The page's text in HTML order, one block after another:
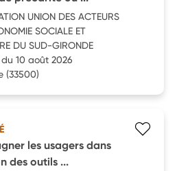
UNION DES ACTEURS
SOCIALE ET
DU SUD-GIRONDE
10 août 2026
(33500)
les usagers dans
des outils ...